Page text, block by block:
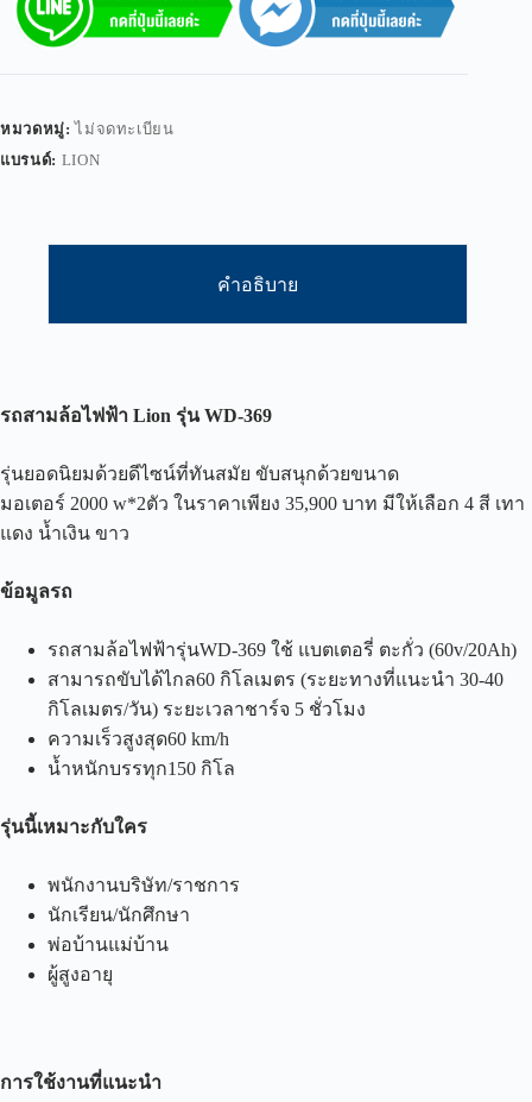
หมวดหมู่:ไม่จดทะเบียน
แบรนด์: LION
คำอธิบาย
รถสามล้อไฟฟ้า Lion รุ่น WD-369
รุ่นยอดนิยมด้วยดีไซน์ที่ทันสมัย ขับสนุกด้วยขนาด
มอเตอร์ 2000 w*2ตัว ในราคาเพียง 35,900 บาท มีให้เลือก 4 สี เทา
แดง น้ำเงิน ขาว
ข้อมูลรถ
รถสามล้อไฟฟ้ารุ่นWD-369 ใช้ แบตเตอรี่ ตะกั่ว (60v/20Ah)
สามารถขับได้ไกล60 กิโลเมตร (ระยะทางที่แนะนำ 30-40
กิโลเมตร/วัน) ระยะเวลาชาร์จ 5 ชั่วโมง
ความเร็วสูงสุด60 km/h
น้ำหนักบรรทุก150 กิโล
รุ่นนี้เหมาะกับใคร
พนักงานบริษัท/ราชการ
นักเรียน/นักศึกษา
พ่อบ้านแม่บ้าน
ผู้สูงอายุ
การใช้งานที่แนะนำ